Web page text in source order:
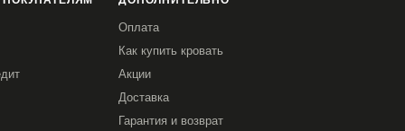
Оплата
Как купить кровать
Акции
Доставка
Гарантия и возврат